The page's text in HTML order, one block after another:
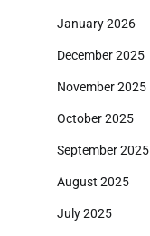
January 2026
December 2025
November 2025
October 2025
September 2025
August 2025
July 2025